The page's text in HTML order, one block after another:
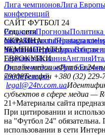
Лига чемпионовЛига
конференций
САЙТ ФУТБОЛ 24
РедакцияПрогнозыПолитика
сайтуКонтактыПравила
политикаСтруктура
Соц. сети
facebookxyoutubeinstagram
УКРАИНА
УкраинаПервая лигаВторая
ЧЕМПИОНАТЫ
ГерманияИспанияАнглия
ЕВРОКУБКИ
Лига чемпионовЛига
конференций
Онлайн-медиа «Футбол 24»
79008Телефон +380 (32) 229-
legal@24tv.com.ua
субъектов в сфере медиа —
21+Материалы сайта
При цитировании и
на "Футбол 24"
использовании в сети